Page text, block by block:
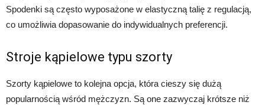
Spodenki są często wyposażone w elastyczną talię z regulacją,
co umożliwia dopasowanie do indywidualnych preferencji.
Stroje kąpielowe typu szorty
Szorty kąpielowe to kolejna opcja, która cieszy się dużą
popularnością wśród mężczyzn. Są one zazwyczaj krótsze niż